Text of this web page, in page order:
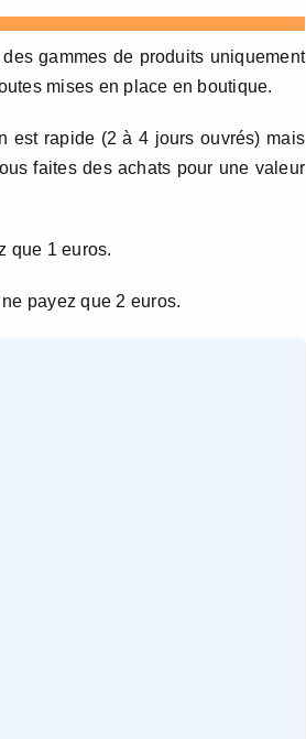
gammes de produits uniquement
mises en place en boutique.
est rapide (2 à 4 jours ouvrés) mais
faites des achats pour une valeur
que 1 euros.
payez que 2 euros.